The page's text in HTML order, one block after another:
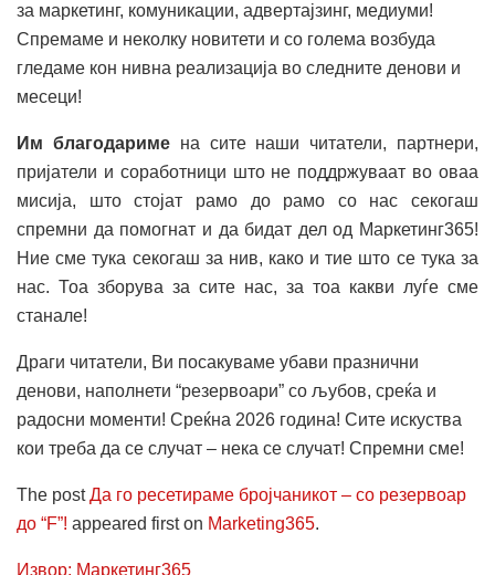
за маркетинг, комуникации, адвертајзинг, медиуми!
Спремаме и неколку новитети и со голема возбуда
гледаме кон нивна реализација во следните денови и
месеци!
Им благодаримена сите наши читатели, партнери,
пријатели и соработници што не поддржуваат во оваа
мисија, што стојат рамо до рамо со нас секогаш
спремни да помогнат и да бидат дел од Маркетинг365!
Ние сме тука секогаш за нив, како и тие што се тука за
нас. Тоа зборува за сите нас, за тоа какви луѓе сме
станале!
Драги читатели, Ви посакуваме убави празнични
денови, наполнети “резервоари” со љубов, среќа и
радосни моменти! Среќна 2026 година! Сите искуства
кои треба да се случат – нека се случат! Спремни сме!
The postДа го ресетираме бројчаникот – со резервоар
до “F”! appeared first on Marketing365.
Извор: Маркетинг365